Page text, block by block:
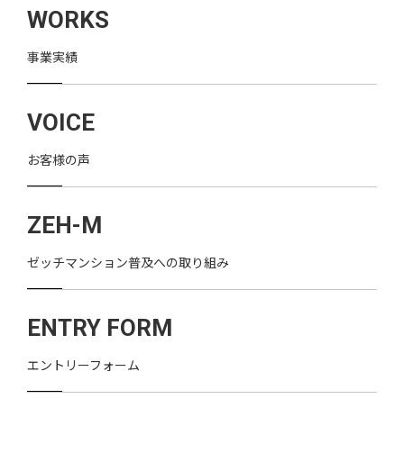
WORKS
事業実績
VOICE
お客様の声
ZEH-M
ゼッチマンション普及への取り組み
ENTRY FORM
エントリーフォーム